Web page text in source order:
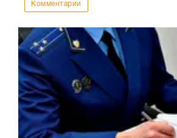
Комментарии